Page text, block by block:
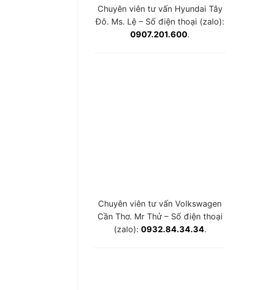
Chuyên viên tư vấn Hyundai Tây
Đô. Ms. Lệ – Số điện thoại (zalo):
0907.201.600.
Chuyên viên tư vấn Volkswagen
Cần Thơ. Mr Thử – Số điện thoại
(zalo): 0932.84.34.34.